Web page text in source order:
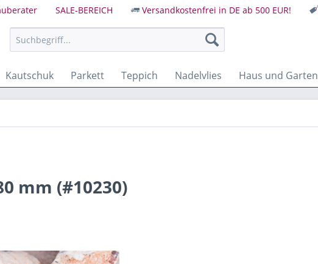
SALE-BEREICH Versandkostenfrei in DE ab 500 EUR!
Kautschuk Parkett Teppich Nadelvlies Haus und Garten
mm (#10230)